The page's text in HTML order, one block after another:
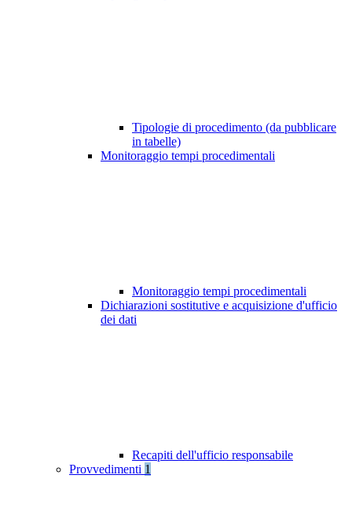
Tipologie di procedimento (da pubblicare
in tabelle)
Monitoraggio tempi procedimentali
Monitoraggio tempi procedimentali
Dichiarazioni sostitutive e acquisizione d'ufficio
dei dati
Recapiti dell'ufficio responsabile
Provvedimenti 1